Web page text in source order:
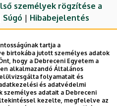
személyek rögzítése a
Súgó | Hibabejelentés
tartja a
birtokába jutott személyes adatok
hogy a Debreceni Egyetem a
alkalmazandó Általános
folyamatait és
és adatvédelmi
adatait a Debreceni
kezelte, megfelelve az